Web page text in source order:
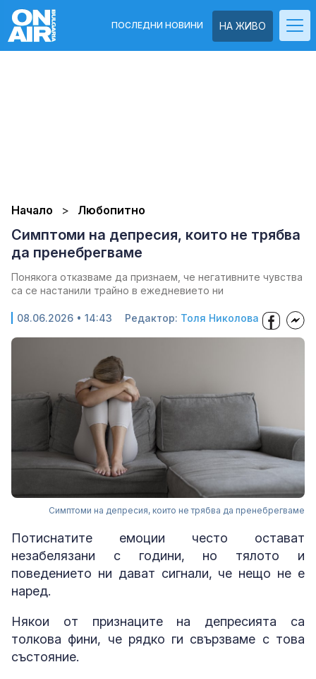
НА ЖИВО
ПОСЛЕДНИ НОВИНИ
Начало Любопитно
Симптоми на депресия, които не трябва
да пренебрегваме
Понякога отказваме да признаем, че негативните чувства
са се настанили трайно в ежедневието ни
08.06.2026 • 14:43 Редактор: Толя Николова
Симптоми на депресия, които не трябва да пренебрегваме
Потиснатите емоции често остават
незабелязани с години, но тялото и
поведението ни дават сигнали, че нещо не е
наред.
Някои от признаците на депресията са
толкова фини, че рядко ги свързваме с това
състояние.